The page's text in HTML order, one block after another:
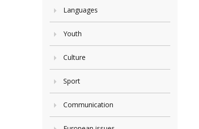
Languages
Youth
Culture
Sport
Communication